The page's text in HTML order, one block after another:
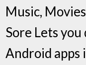
Music,
Sore Lets
Android apps